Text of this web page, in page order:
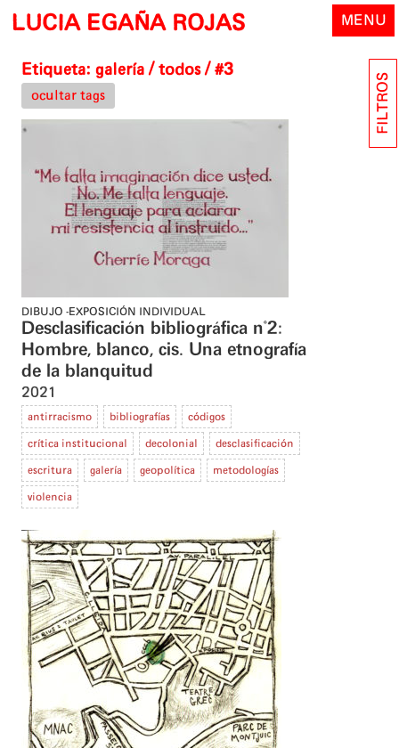
Skip
content
LUCIA EGAÑA ROJAS MENU
Etiqueta: galería / todos / #3
ocultar tags
DIBUJO EXPOSICIÓN INDIVIDUAL
Desclasificación bibliográfica n°2:
Hombre, blanco, cis. Una etnografía
de la blanquitud
2021
antirracismo bibliografías códigos
crítica institucional decolonial desclasificación
escritura galería geopolítica metodologías
violencia
FILTROS